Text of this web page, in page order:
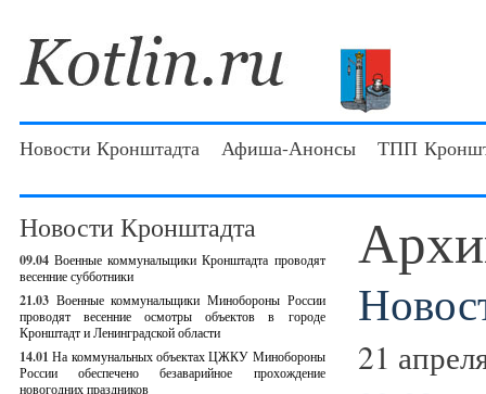
Новости Кронштадта Афиша-Анонсы ТПП
Новости Кронштадта
09.04 Военные коммунальщики Кронштадта проводят
весенние субботники
21.03 Военные коммунальщики Минобороны России
проводят весенние осмотры объектов в городе
Кронштадт и Ленинградской области
14.01 На коммунальных объектах ЦЖКУ Минобороны
России обеспечено безаварийное прохождение
новогодних праздников
21